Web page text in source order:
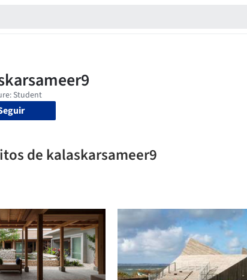
de kalaskarsameer9